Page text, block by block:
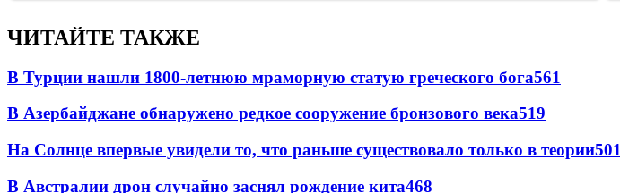
ЧИТАЙТЕ ТАКЖЕ
В Турции нашли 1800-летнюю мраморную статую греческого бога561
В Азербайджане обнаружено редкое сооружение бронзового века519
На Солнце впервые увидели то, что раньше существовало только в теории501
В Австралии дрон случайно заснял рождение кита468